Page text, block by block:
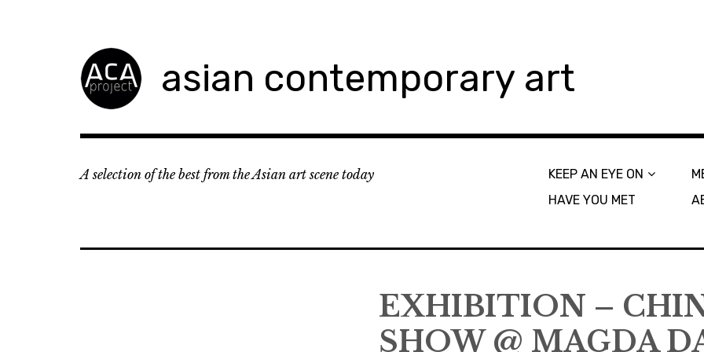
asian contemporary art
A selection of the best from the Asian art scene today
KEEP AN EYE ON
HAVE YOU MET
EXHIBITION –
SHOW @ MAGDA